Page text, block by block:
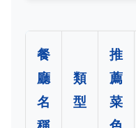
餐
廳
名
類
型
推
薦
菜